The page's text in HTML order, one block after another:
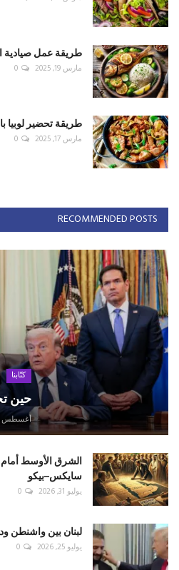
طريقة عمل صيادية
مارس 19, 2025 0
طريقة تحضير لوبيا
مارس 17, 2025 0
RECOMMENDED POSTS
كتّابنا
حين
أغسطس 4, 2026
الشرق الأوسط
سايكس–بيكو
يوليو 31, 2026 0
لبنان بين واشنطن
يوليو 25, 2026 0